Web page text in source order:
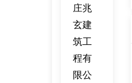
庄兆
玄建
筑工
程有
限公